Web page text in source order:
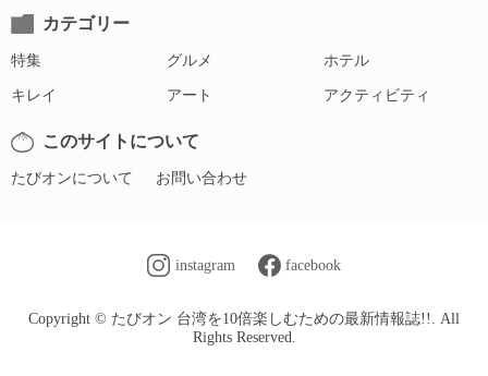
カテゴリー
特集 グルメ ホテル
キレイ アート アクティビティ
このサイトについて
たびオンについて お問い合わせ
instagram facebook
Copyright © たびオン 台湾を10倍楽しむための最新情報誌!!. All
Rights Reserved.